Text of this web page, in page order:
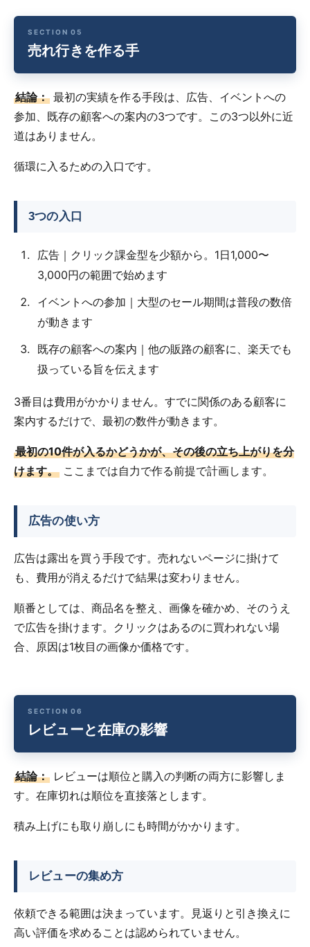
売れ行きを作る手
結論： 最初の実績を作る手段は、広告、イベントへの
参加、既存の顧客への案内の3つです。この3つ以外に近
道はありません。
循環に入るための入口です。
3つの入口
広告｜クリック課金型を少額から。1日1,000〜
3,000円の範囲で始めます
イベントへの参加｜大型のセール期間は普段の数倍
が動きます
既存の顧客への案内｜他の販路の顧客に、楽天でも
扱っている旨を伝えます
3番目は費用がかかりません。すでに関係のある顧客に
案内するだけで、最初の数件が動きます。
最初の10件が入るかどうかが、その後の立ち上がりを分
けます。 ここまでは自力で作る前提で計画します。
広告の使い方
広告は露出を買う手段です。売れないページに掛けて
も、費用が消えるだけで結果は変わりません。
順番としては、商品名を整え、画像を確かめ、そのうえ
で広告を掛けます。クリックはあるのに買われない場
合、原因は1枚目の画像か価格です。
レビューと在庫の影響
結論： レビューは順位と購入の判断の両方に影響しま
す。在庫切れは順位を直接落とします。
積み上げにも取り崩しにも時間がかかります。
レビューの集め方
依頼できる範囲は決まっています。見返りと引き換えに
高い評価を求めることは認められていません。